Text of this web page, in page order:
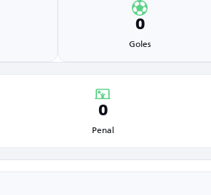
0
Goles
0
Penal